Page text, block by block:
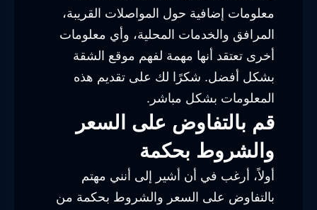
معلومات إضافية حول المواصلات القريبة،
المرافق والخدمات المحلية، وأي معلومات
أخرى تعتقد أنها مهمة لفهم موقع الشقة
بشكل أفضل. شكرًا لك على تقديم هذه
المعلومات بشكل مباشر.
قم بالتفاوض على السعر
والشروط بحكمة
أولاً، أرغب في أن أشير إلى أنني مهتم
بالتفاوض على السعر والشروط بحكمة من